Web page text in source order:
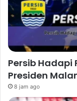
Persib Hadapi
Presiden
8 jam ago